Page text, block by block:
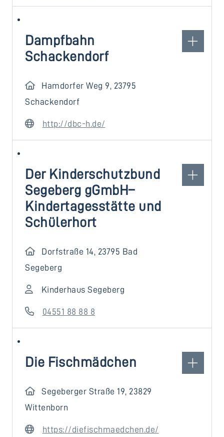
Dampfbahn
Schackendorf
Hamdorfer Weg 9, 23795
Schackendorf
http://dbc-h.de/
Der Kinderschutzbund
Segeberg gGmbH–
Kindertagesstätte und
Schülerhort
Dorfstraße 14, 23795 Bad
Segeberg
Kinderhaus Segeberg
04551 88 88 8
Die Fischmädchen
Segeberger Straße 19, 23829
Wittenborn
https://diefischmaedchen.de/